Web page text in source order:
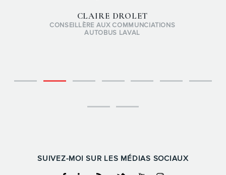
CLAIRE DROLET
CONSEILLÈRE AUX COMMUNCIATIONS
AUTOBUS LAVAL
SUIVEZ-MOI SUR LES MÉDIAS SOCIAUX